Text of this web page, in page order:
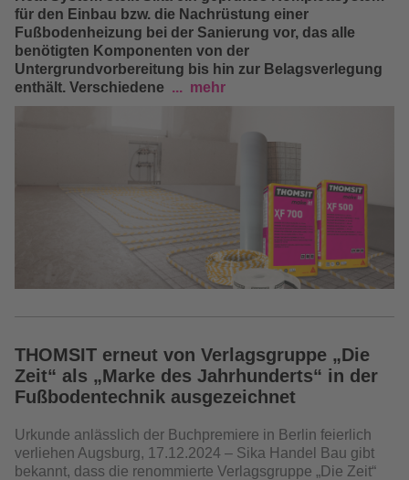
für den Einbau bzw. die Nachrüstung einer
Fußbodenheizung bei der Sanierung vor, das alle
benötigten Komponenten von der
Untergrundvorbereitung bis hin zur Belagsverlegung
enthält. Verschiedene
mehr
THOMSIT erneut von Verlagsgruppe „Die
Zeit“ als „Marke des Jahrhunderts“ in der
Fußbodentechnik ausgezeichnet
Urkunde anlässlich der Buchpremiere in Berlin feierlich
verliehen Augsburg, 17.12.2024 – Sika Handel Bau gibt
bekannt, dass die renommierte Verlagsgruppe „Die Zeit“